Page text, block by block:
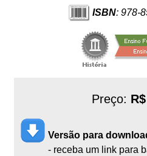
ISBN: 978-
Preço:
Versão para
- receba um link para